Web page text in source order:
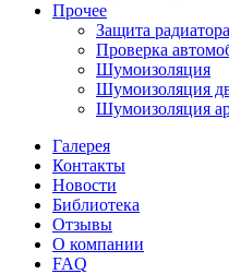
Прочее
Защита
Проверка
Шумоизоляция
Шумоизоляция
Шумоизоляция
Галерея
Контакты
Новости
Библиотека
Отзывы
О компании
FAQ